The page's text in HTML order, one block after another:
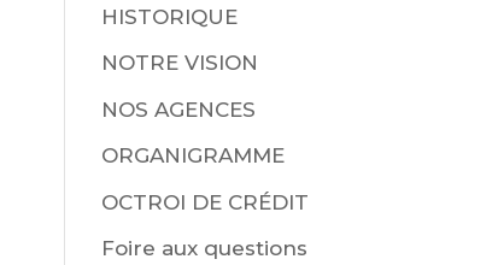
HISTORIQUE
NOTRE VISION
NOS AGENCES
ORGANIGRAMME
OCTROI DE CRÉDIT
Foire aux questions